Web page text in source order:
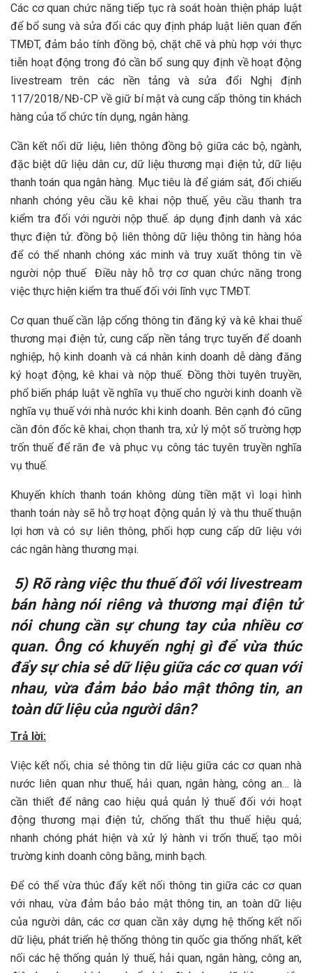
Các cơ quan chức năng tiếp tục rà soát hoàn thiện pháp luật
để bổ sung và sửa đổi các quy định pháp luật liên quan đến
TMĐT, đảm bảo tính đồng bộ, chặt chẽ và phù hợp với thực
tiễn hoạt động trong đó cần bổ sung quy định về hoạt động
livestream trên các nền tảng và sửa đổi Nghị định
117/2018/NĐ-CP về giữ bí mật và cung cấp thông tin khách
hàng của tổ chức tín dụng, ngân hàng.
Cần kết nối dữ liệu, liên thông đồng bộ giữa các bộ, ngành,
đặc biệt dữ liệu dân cư, dữ liệu thương mại điện tử, dữ liệu
thanh toán qua ngân hàng. Mục tiêu là để giám sát, đối chiếu
nhanh chóng yêu cầu kê khai nộp thuế, yêu cầu thanh tra
kiểm tra đối với người nộp thuế. áp dụng định danh và xác
thực điện tử. đồng bộ liên thông dữ liệu thông tin hàng hóa
để có thể nhanh chóng xác minh và truy xuất thông tin về
người nộp thuế Điều này hỗ trợ cơ quan chức năng trong
việc thực hiện kiểm tra thuế đối với lĩnh vực TMĐT.
Cơ quan thuế cần lập cổng thông tin đăng ký và kê khai thuế
thương mại điện tử, cung cấp nền tảng trực tuyến để doanh
nghiệp, hộ kinh doanh và cá nhân kinh doanh dễ dàng đăng
ký hoạt động, kê khai và nộp thuế. Đồng thời tuyên truyền,
phổ biến pháp luật về nghĩa vụ thuế cho người kinh doanh về
nghĩa vụ thuế với nhà nước khi kinh doanh. Bên cạnh đó cũng
cần đôn đốc kê khai, chọn thanh tra, xử lý một số trường hợp
trốn thuế để răn đe và phục vụ công tác tuyên truyền nghĩa
vụ thuế.
Khuyến khích thanh toán không dùng tiền mặt vì loại hình
thanh toán này sẽ hỗ trợ hoạt động quản lý và thu thuế thuận
lợi hơn và có sự liên thông, phối hợp cung cấp dữ liệu với
các ngân hàng thương mại.
5) Rõ ràng việc thu thuế đối với livestream
bán hàng nói riêng và thương mại điện tử
nói chung cần sự chung tay của nhiều cơ
quan. Ông có khuyến nghị gì để vừa thúc
đẩy sự chia sẻ dữ liệu giữa các cơ quan với
nhau, vừa đảm bảo bảo mật thông tin, an
toàn dữ liệu của người dân?
Trả lời:
Việc kết nối, chia sẻ thông tin dữ liệu giữa các cơ quan nhà
nước liên quan như thuế, hải quan, ngân hàng, công an… là
cần thiết để nâng cao hiệu quả quản lý thuế đối với hoạt
động thương mại điện tử, chống thất thu thuế hiệu quả;
nhanh chóng phát hiện và xử lý hành vi trốn thuế; tạo môi
trường kinh doanh công bằng, minh bạch.
Để có thể vừa thúc đẩy kết nối thông tin giữa các cơ quan
với nhau, vừa đảm bảo bảo mật thông tin, an toàn dữ liệu
của người dân, các cơ quan cần xây dựng hệ thống kết nối
dữ liệu, phát triển hệ thống thông tin quốc gia thống nhất, kết
nối các hệ thống quản lý thuế, hải quan, ngân hàng, công an,